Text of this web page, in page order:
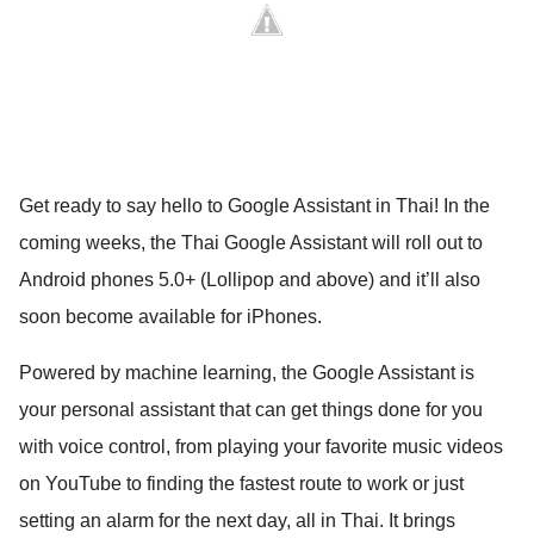
Get ready to say hello to Google Assistant in Thai! In the
coming weeks, the Thai Google Assistant will roll out to
Android phones 5.0+ (Lollipop and above) and it’ll also
soon become available for iPhones.
Powered by machine learning, the Google Assistant is
your personal assistant that can get things done for you
with voice control, from playing your favorite music videos
on YouTube to finding the fastest route to work or just
setting an alarm for the next day, all in Thai. It brings